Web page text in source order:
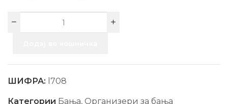
ШИФРА: l708
Категории Бања, Организери за бања